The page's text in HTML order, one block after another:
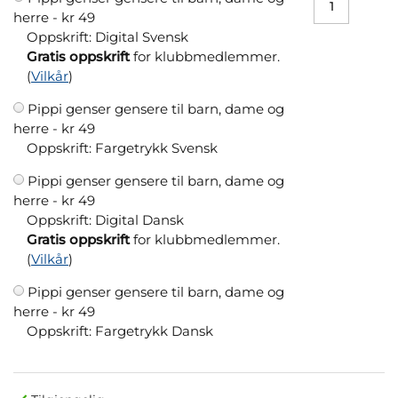
herre - kr 49
Oppskrift: Digital Svensk
Gratis oppskriftfor klubbmedlemmer.
(Vilkår)
Pippi genser gensere til barn, dame og
herre - kr 49
Oppskrift: Fargetrykk Svensk
Pippi genser gensere til barn, dame og
herre - kr 49
Oppskrift: Digital Dansk
Gratis oppskriftfor klubbmedlemmer.
(Vilkår)
Pippi genser gensere til barn, dame og
herre - kr 49
Oppskrift: Fargetrykk Dansk